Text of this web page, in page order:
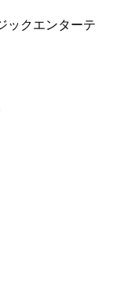
ックエンターテ